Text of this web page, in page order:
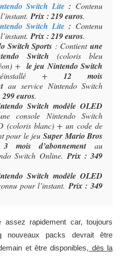
Switch Lite : Contenu
Prix : 219 euros.
Switch Lite : Contenu
Prix : 219 euros.
Switch Sports : Contientune
Switch (coloris bleu
+ le jeu Nintendo Switch
+ 12 mois
au service Nintendo Switch
euros.
Switch modèle OLED
console Nintendo Switch
(coloris blanc) + un code de
pour le jeuSuper Mario Bros
3 mois d’abonnementau
Switch Online. Prix : 349
Switch modèle OLED
pour l’instant. Prix : 349
rapidement car, toujours
packs devrait être
et être disponibles, dès la